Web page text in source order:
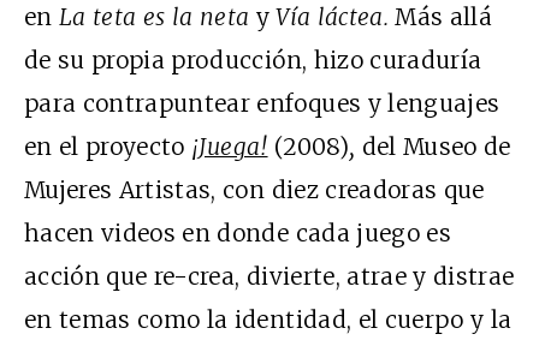
enLa teta es la neta yVía láctea.Más allá
de su propia producción, hizo curaduría
para contrapuntear enfoques y lenguajes
en el proyecto ¡Juega! (2008), del Museo de
Mujeres Artistas, con diez creadoras que
hacen videos en donde cada juego es
acción que re-crea, divierte, atrae y distrae
en temas como la identidad, el cuerpo y la